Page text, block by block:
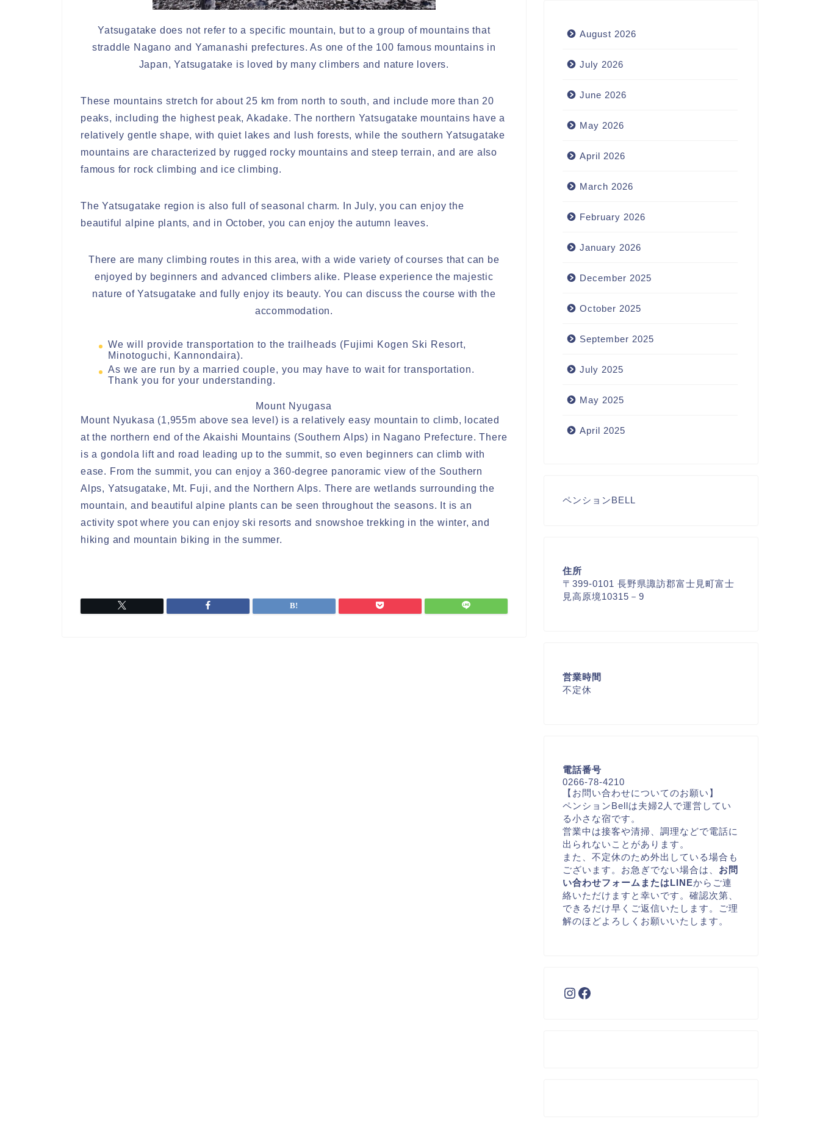
Yatsugatake does not refer to a specific mountain, but to a group of mountains that
straddle Nagano and Yamanashi prefectures. As one of the 100 famous mountains in
Japan, Yatsugatake is loved by many climbers and nature lovers.
These mountains stretch for about 25 km from north to south, and include more than 20
peaks, including the highest peak, Akadake. The northern Yatsugatake mountains have a
relatively gentle shape, with quiet lakes and lush forests, while the southern Yatsugatake
mountains are characterized by rugged rocky mountains and steep terrain, and are also
famous for rock climbing and ice climbing.
The Yatsugatake region is also full of seasonal charm. In July, you can enjoy the
beautiful alpine plants, and in October, you can enjoy the autumn leaves.
There are many climbing routes in this area, with a wide variety of courses that can be
enjoyed by beginners and advanced climbers alike. Please experience the majestic
nature of Yatsugatake and fully enjoy its beauty. You can discuss the course with the
accommodation.
We will provide transportation to the trailheads (Fujimi Kogen Ski Resort,
Minotoguchi, Kannondaira).
As we are run by a married couple, you may have to wait for transportation.
Thank you for your understanding.
Mount Nyugasa
Mount Nyukasa (1,955m above sea level) is a relatively easy mountain to climb, located
at the northern end of the Akaishi Mountains (Southern Alps) in Nagano Prefecture. There
is a gondola lift and road leading up to the summit, so even beginners can climb with
ease. From the summit, you can enjoy a 360-degree panoramic view of the Southern
Alps, Yatsugatake, Mt. Fuji, and the Northern Alps. There are wetlands surrounding the
mountain, and beautiful alpine plants can be seen throughout the seasons. It is an
activity spot where you can enjoy ski resorts and snowshoe trekking in the winter, and
hiking and mountain biking in the summer.
August 2026
July 2026
June 2026
May 2026
April 2026
March 2026
February 2026
January 2026
December 2025
October 2025
September 2025
July 2025
May 2025
April 2025
ペンションBELL
住所
〒399‐0101 長野県諏訪郡富士見町富士
見高原境10315－9
営業時間
不定休
電話番号
0266-78-4210
【お問い合わせについてのお願い】
ペンションBellは夫婦2人で運営してい
る小さな宿です。
営業中は接客や清掃、調理などで電話に
出られないことがあります。
また、不定休のため外出している場合も
ございます。お急ぎでない場合は、 お問
い合わせフォームまたはLINEからご連
絡いただけますと幸いです。確認次第、
できるだけ早くご返信いたします。ご理
解のほどよろしくお願いいたします。